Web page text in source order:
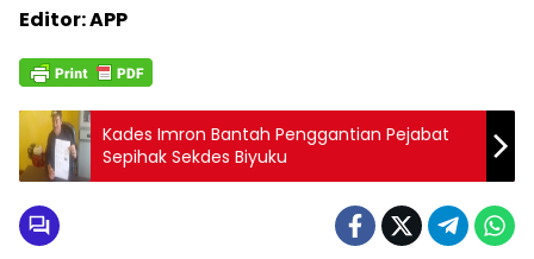
Editor: APP
Kades Imron Bantah Penggantian Pejabat
Sepihak Sekdes Biyuku